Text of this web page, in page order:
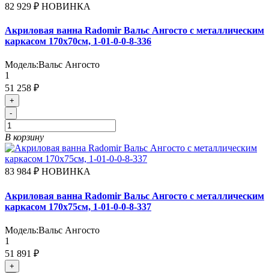
82 929 ₽ НОВИНКА
Акриловая ванна Radomir Вальс Ангосто с металлическим
каркасом 170х70см, 1-01-0-0-8-336
Модель:Вальс Ангосто
1
51 258 ₽
+
-
В корзину
83 984 ₽ НОВИНКА
Акриловая ванна Radomir Вальс Ангосто с металлическим
каркасом 170х75см, 1-01-0-0-8-337
Модель:Вальс Ангосто
1
51 891 ₽
+